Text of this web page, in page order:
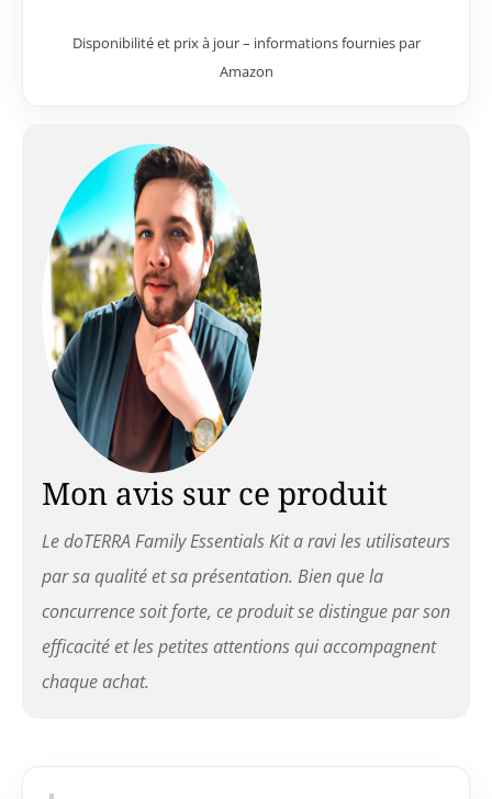
Disponibilité et prix à jour – informations fournies par
Amazon
Mon avis sur ce produit
Le doTERRA Family Essentials Kit a ravi les utilisateurs
par sa qualité et sa présentation. Bien que la
concurrence soit forte, ce produit se distingue par son
efficacité et les petites attentions qui accompagnent
chaque achat.